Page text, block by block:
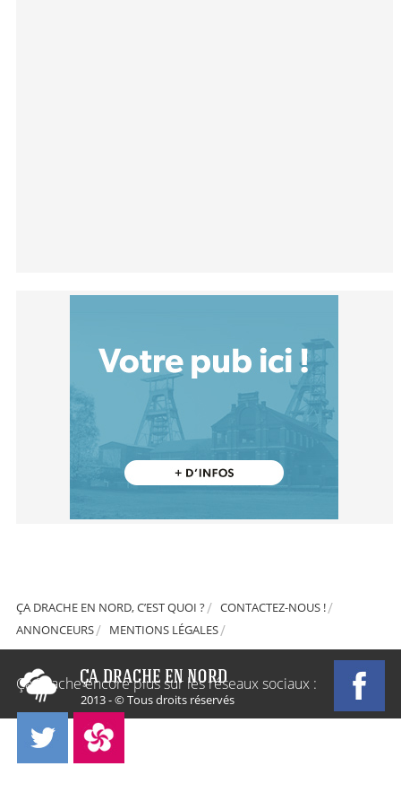
ÇA DRACHE EN NORD, C’EST QUOI ?
CONTACTEZ-NOUS !
ANNONCEURS
MENTIONS LÉGALES
2013 - © Tous droits réservés
Ça Drache encore plus sur les réseaux sociaux :